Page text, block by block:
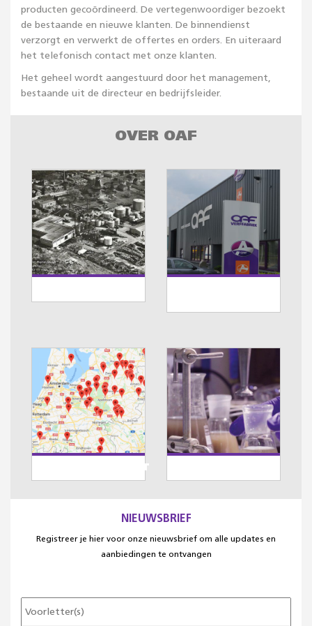
producten gecoördineerd. De vertegenwoordiger bezoekt
de bestaande en nieuwe klanten. De binnendienst
verzorgt en verwerkt de offertes en orders. En uiteraard
het telefonisch contact met onze klanten.
Het geheel wordt aangestuurd door het management,
bestaande uit de directeur en bedrijfsleider.
OVER OAF
NIEUWSBRIEF
Registreer je hier voor onze nieuwsbrief om alle updates en
aanbiedingen te ontvangen